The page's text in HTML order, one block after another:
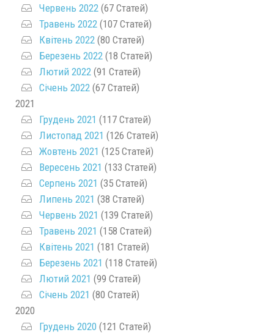
Червень 2022 (67 Статей)
Травень 2022 (107 Статей)
Квітень 2022 (80 Статей)
Березень 2022 (18 Статей)
Лютий 2022 (91 Статей)
Січень 2022 (67 Статей)
2021
Грудень 2021 (117 Статей)
Листопад 2021 (126 Статей)
Жовтень 2021 (125 Статей)
Вересень 2021 (133 Статей)
Серпень 2021 (35 Статей)
Липень 2021 (38 Статей)
Червень 2021 (139 Статей)
Травень 2021 (158 Статей)
Квітень 2021 (181 Статей)
Березень 2021 (118 Статей)
Лютий 2021 (99 Статей)
Січень 2021 (80 Статей)
2020
Грудень 2020 (121 Статей)